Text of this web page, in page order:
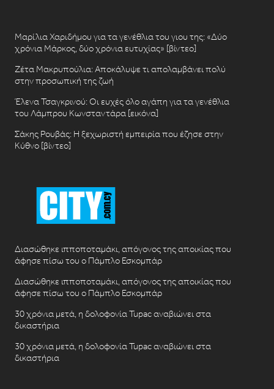
Μαρίλια Χαριδήμου για τα γενέθλια του γιου της: «Δύο
χρόνια Μάρκος, δύο χρόνια ευτυχίας» [βίντεο]
Ζέτα Μακρυπούλια: Αποκάλυψε τι απολαμβάνει πολύ
στην προσωπική της ζωή
Έλενα Τσαγκρινού: Οι ευχές όλο αγάπη για τα γενέθλια
του Λάμπρου Κωνσταντάρα [εικόνα]
Σάκης Ρουβάς: Η ξεχωριστή εμπειρία που έζησε στην
Κύθνο [βίντεο]
Διασώθηκε ιπποποταμάκι, απόγονος της αποικίας που
άφησε πίσω του ο Πάμπλο Εσκομπάρ
Διασώθηκε ιπποποταμάκι, απόγονος της αποικίας που
άφησε πίσω του ο Πάμπλο Εσκομπάρ
30 χρόνια μετά, η δολοφονία Tupac αναβιώνει στα
δικαστήρια
30 χρόνια μετά, η δολοφονία Tupac αναβιώνει στα
δικαστήρια